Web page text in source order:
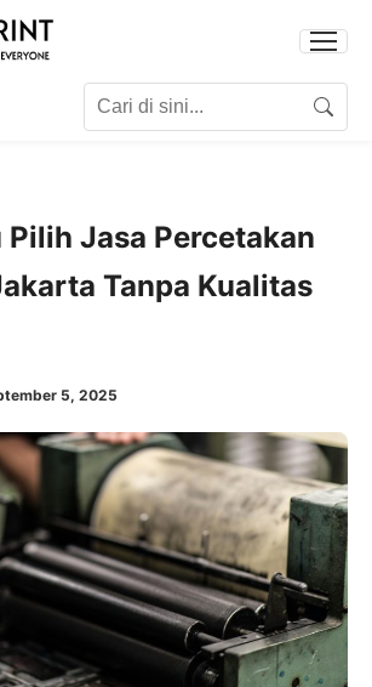
Search
Jasa Percetakan
Tanpa Kualitas
5, 2025